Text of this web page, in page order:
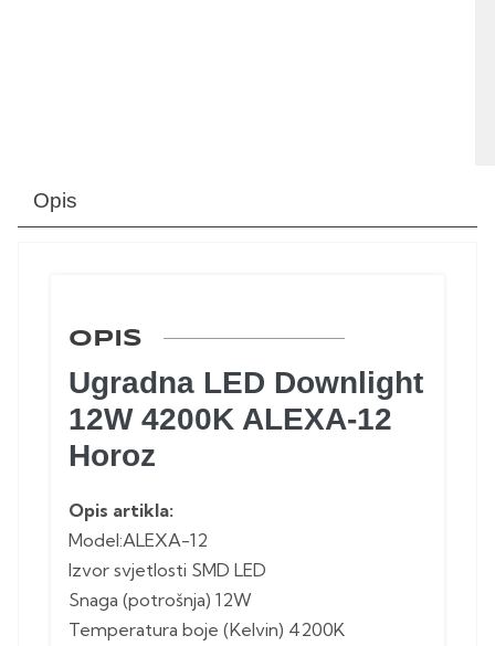
Opis
OPIS
Ugradna LED Downlight
12W 4200K ALEXA-12
Horoz
Opis artikla:
Model:ALEXA-12
Izvor svjetlosti SMD LED
Snaga (potrošnja) 12W
Temperatura boje (Kelvin) 4200K